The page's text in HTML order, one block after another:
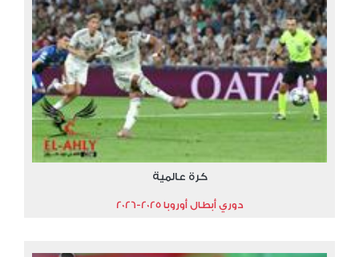
كرة عالمية
دوري أبطال أوروبا 2025-2026